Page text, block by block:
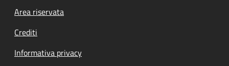
Footer menu
Area riservata
Crediti
Informativa privacy